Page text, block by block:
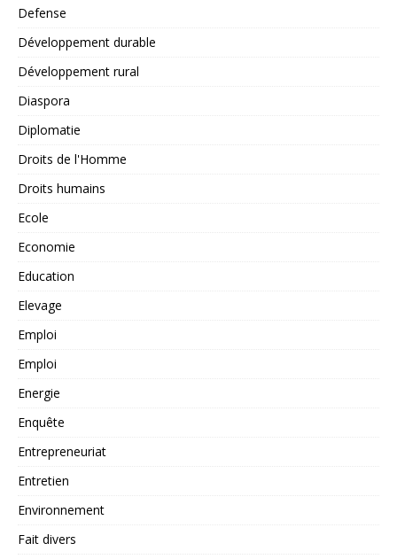
Defense
Développement durable
Développement rural
Diaspora
Diplomatie
Droits de l'Homme
Droits humains
Ecole
Economie
Education
Elevage
Emploi
Emploi
Energie
Enquête
Entrepreneuriat
Entretien
Environnement
Fait divers